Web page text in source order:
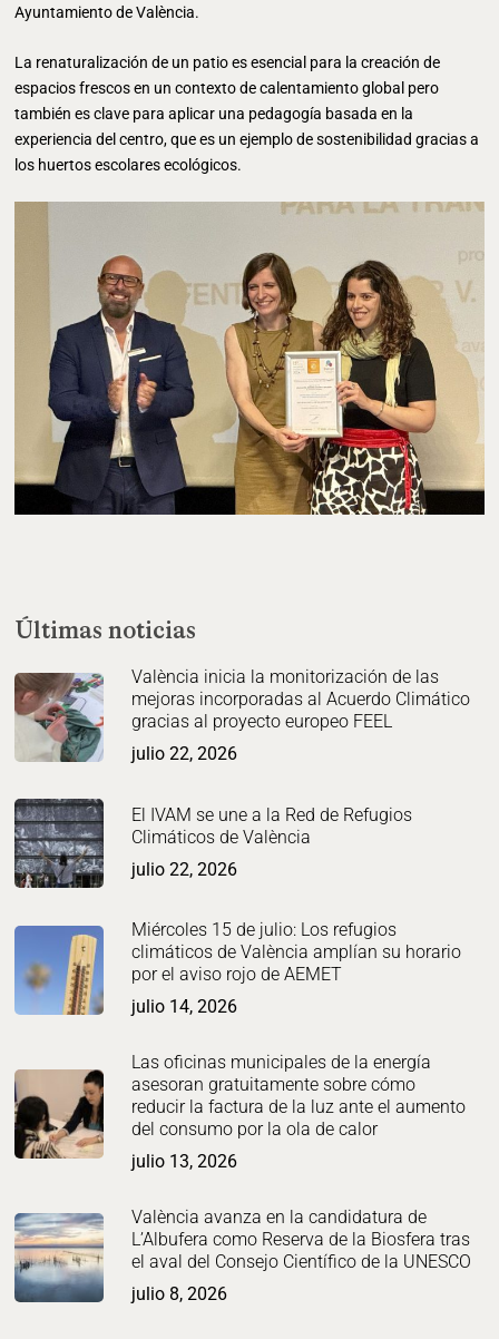
Ayuntamiento de València.
La renaturalización de un patio es esencial para la creación de
espacios frescos en un contexto de calentamiento global pero
también es clave para aplicar una pedagogía basada en la
experiencia del centro, que es un ejemplo de sostenibilidad gracias a
los huertos escolares ecológicos.
Últimas noticias
València inicia la monitorización de las
mejoras incorporadas al Acuerdo Climático
gracias al proyecto europeo FEEL
julio 22, 2026
El IVAM se une a la Red de Refugios
Climáticos de València
julio 22, 2026
Miércoles 15 de julio: Los refugios
climáticos de València amplían su horario
por el aviso rojo de AEMET
julio 14, 2026
Las oficinas municipales de la energía
asesoran gratuitamente sobre cómo
reducir la factura de la luz ante el aumento
del consumo por la ola de calor
julio 13, 2026
València avanza en la candidatura de
L’Albufera como Reserva de la Biosfera tras
el aval del Consejo Científico de la UNESCO
julio 8, 2026